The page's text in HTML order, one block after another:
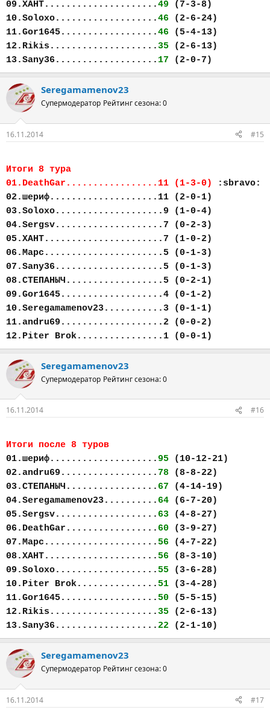
09.ХАНТ.....................49 (7-3-8)
10.Soloxo...................46 (2-6-24)
11.Gor1645..................46 (5-4-13)
12.Rikis....................35 (2-6-13)
13.Sany36................... 17 (2-0-7)
Seregamamenov23
Супермодератор Рейтинг сезона: 0
16.11.2014 #15
Итоги 8 тура
01.DeathGar.................11 (1-3-0)
:sbravo:
02.шериф....................11 (2-0-1)
03.Soloxo....................9 (1-0-4)
04.Sergsv....................7 (0-2-3)
05.ХАНТ......................7 (1-0-2)
06.Марс......................5 (0-1-3)
07.Sany36....................5 (0-1-3)
08.СТЕПАНЫЧ..................5 (0-2-1)
09.Gor1645...................4 (0-1-2)
10.Seregamamenov23...........3 (0-1-1)
11.andru69...................2 (0-0-2)
12.Piter Brok................1 (0-0-1)
Seregamamenov23
Супермодератор Рейтинг сезона: 0
16.11.2014 #16
Итоги после 8 туров
01.шериф....................95 (10-12-21)
02.andru69.................. 78 (8-8-22)
03.СТЕПАНЫЧ................. 67 (4-14-19)
04.Seregamamenov23.......... 64 (6-7-20)
05.Sergsv................... 63 (4-8-27)
06.DeathGar................. 60 (3-9-27)
07.Марс..................... 56 (4-7-22)
08.ХАНТ..................... 56 (8-3-10)
09.Soloxo................... 55 (3-6-28)
10.Piter Brok............... 51 (3-4-28)
11.Gor1645.................. 50 (5-5-15)
12.Rikis....................35 (2-6-13)
13.Sany36...................22 (2-1-10)
Seregamamenov23
Супермодератор Рейтинг сезона: 0
16.11.2014 #17